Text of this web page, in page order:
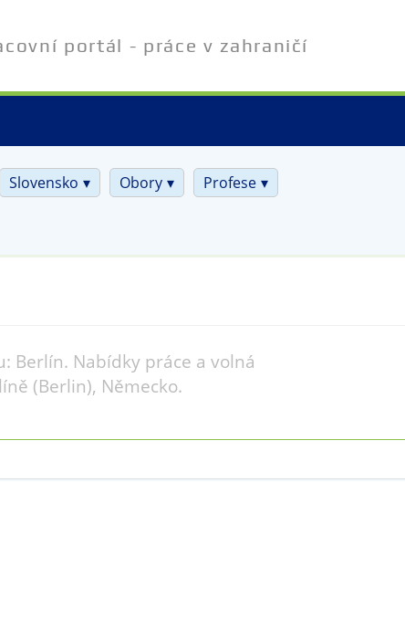
portál - práce v zahraničí
Slovensko Obory
Profese
Berlín. Nabídky práce a volná
(Berlin), Německo.